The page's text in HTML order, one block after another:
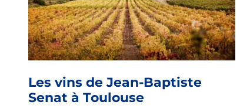
Les vins de Jean-Baptiste
Senat à Toulouse